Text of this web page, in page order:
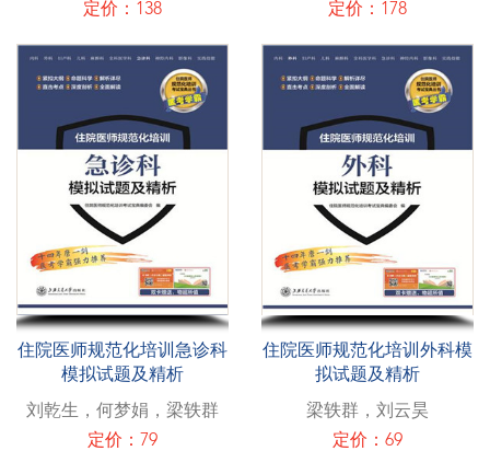
定价：138
定价：178
住院医师规范化培训急诊科
模拟试题及精析
刘乾生，何梦娟，梁轶群
定价：79
住院医师规范化培训外科模
拟试题及精析
梁轶群，刘云昊
定价：69